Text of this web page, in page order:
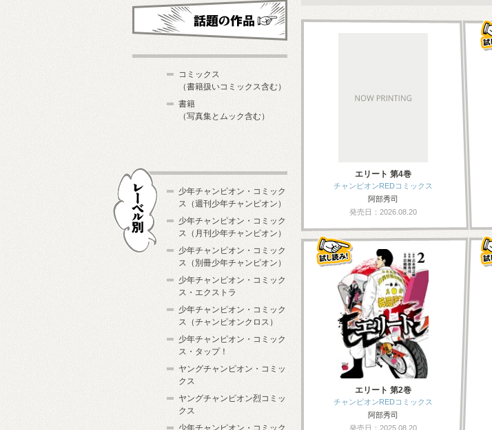
エリート 第4巻
チャンピオンREDコミックス
阿部秀司
発売日：2026.08.20
エリート 第2巻
チャンピオンREDコミックス
阿部秀司
発売日：2025.08.20
これから発売予定
コミックス
（書籍扱いコミックス含む）
書籍
（写真集とムック含む）
少年チャンピオン・コミック
ス（週刊少年チャンピオン）
少年チャンピオン・コミック
ス（月刊少年チャンピオン）
少年チャンピオン・コミック
ス（別冊少年チャンピオン）
少年チャンピオン・コミック
ス・エクストラ
少年チャンピオン・コミック
ス（チャンピオンクロス）
少年チャンピオン・コミック
ス・タップ！
ヤングチャンピオン・コミッ
クス
ヤングチャンピオン烈コミッ
クス
少年チャンピオン・コミック